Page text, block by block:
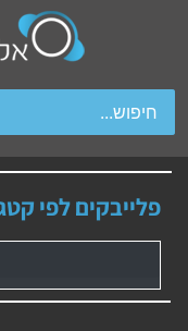
swipe gestures.
פלייבקים לפי